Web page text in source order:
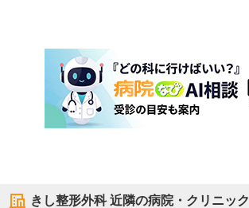
きし整形外科近隣の病院・クリニック